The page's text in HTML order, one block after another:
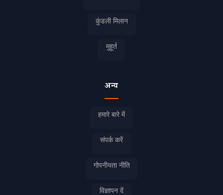
कुंडली मिलान
मुहूर्त
अन्य
हमारे बारे में
संपर्क करें
गोपनीयता नीति
विज्ञापन दें